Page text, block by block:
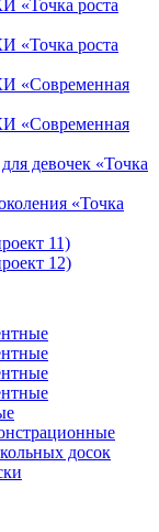
роста
роста
девочек «Точка
«Точка
11)
12)
досок